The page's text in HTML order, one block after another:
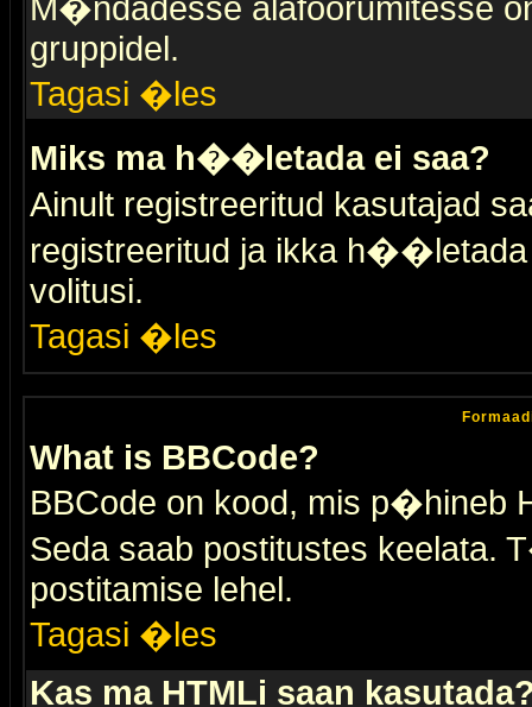
M�ndadesse alafoorumitesse
gruppidel.
Tagasi �les
Miks ma h��letada ei saa?
Ainult registreeritud kasutajad
registreeritud ja ikka h��letada
volitusi.
Tagasi �les
What is BBCode?
BBCode on kood, mis p�hineb
Seda saab postitustes keelata.
postitamise lehel.
Tagasi �les
Kas ma HTMLi saan